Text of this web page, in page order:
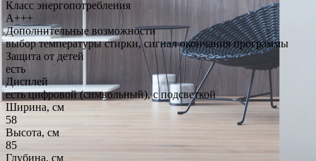
Класс энергопотребления
A+++
Дополнительные возможности
выбор температуры стирки, сигнал окончания программы
Защита от детей
есть
Дисплей
есть цифровой (символьный), с подсветкой
Ширина, см
58
Высота, см
85
Глубина, см